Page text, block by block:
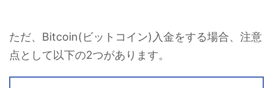
ただ、Bitcoin(ビットコイン)入金をする場合、注意
点として以下の2つがあります。